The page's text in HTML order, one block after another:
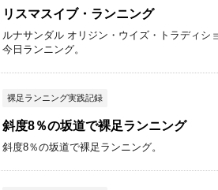
リスマスイブ・ランニング
ルナサンダル オリジン・ウイズ・トラディシ
今日ランニング。
裸足ランニング実践記録
斜度8％の坂道で裸足ランニング
斜度8％の坂道で裸足ランニング。